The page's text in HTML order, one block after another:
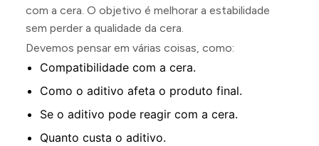
com a cera. O objetivo é melhorar a estabilidade
sem perder a qualidade da cera.
Devemos pensar em várias coisas, como:
Compatibilidade com a cera.
Como o aditivo afeta o produto final.
Se o aditivo pode reagir com a cera.
Quanto custa o aditivo.